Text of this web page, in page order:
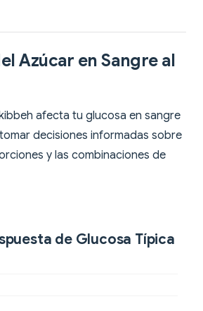
Azúcar en Sangre al
afecta tu glucosa en sangre
decisiones informadas sobre
y las combinaciones de
de Glucosa Típica